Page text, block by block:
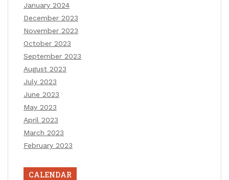
January 2024
December 2023
November 2023
October 2023
September 2023
August 2023
July 2023
June 2023
May 2023
April 2023
March 2023
February 2023
CALENDAR